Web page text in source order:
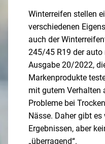
Winterreifen stellen
verschiedenen
auch der
245/45 R19 der
Ausgabe 20/2022,
Markenprodukte
mit gutem Verhalten
Probleme bei
Nässe. Daher gibt
Ergebnissen, aber
„überragend“.